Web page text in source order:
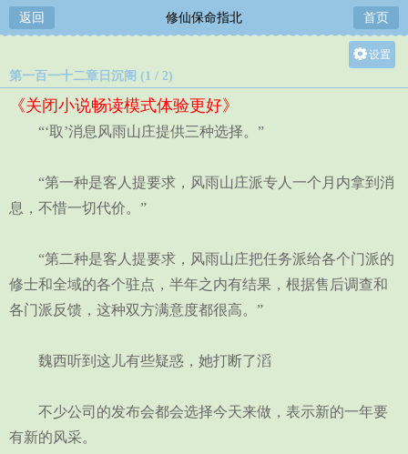
返回 修仙保命指北 首页
设置
第一百一十二章日沉阁 (1 / 2)
《关闭小说畅读模式体验更好》
“‘取’消息风雨山庄提供三种选择。”
“第一种是客人提要求，风雨山庄派专人一个月内拿到消
息，不惜一切代价。”
“第二种是客人提要求，风雨山庄把任务派给各个门派的
修士和全域的各个驻点，半年之内有结果，根据售后调查和
各门派反馈，这种双方满意度都很高。”
魏西听到这儿有些疑惑，她打断了滔
不少公司的发布会都会选择今天来做，表示新的一年要
有新的风采。